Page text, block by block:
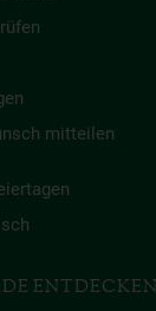
mitteilen
ENTDECKEN